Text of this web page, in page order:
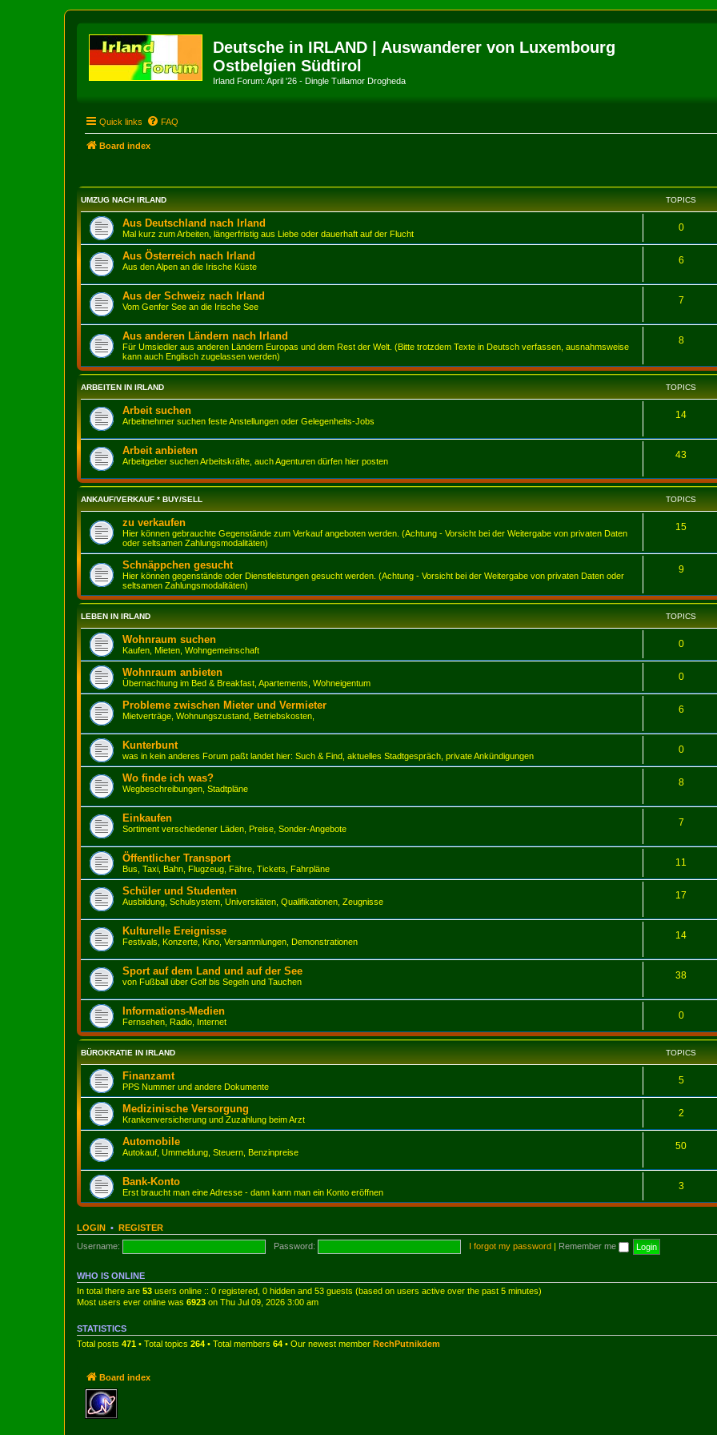
Deutsche in IRLAND | Auswanderer von Luxembourg
Ostbelgien Südtirol
Irland Forum: April '26 - Dingle Tullamor Drogheda
Quick links FAQ
Board index
UMZUG NACH IRLAND TOPICS
Aus Deutschland nach Irland
Mal kurz zum Arbeiten, längerfristig aus Liebe oder dauerhaft auf der Flucht
0
Aus Österreich nach Irland
Aus den Alpen an die Irische Küste
6
Aus der Schweiz nach Irland
Vom Genfer See an die Irische See
7
Aus anderen Ländern nach Irland
Für Umsiedler aus anderen Ländern Europas und dem Rest der Welt. (Bitte trotzdem Texte in Deutsch verfassen, ausnahmsweise
kann auch Englisch zugelassen werden)
8
ARBEITEN IN IRLAND TOPICS
Arbeit suchen
Arbeitnehmer suchen feste Anstellungen oder Gelegenheits-Jobs
14
Arbeit anbieten
Arbeitgeber suchen Arbeitskräfte, auch Agenturen dürfen hier posten
43
ANKAUF/VERKAUF * BUY/SELL TOPICS
zu verkaufen
Hier können gebrauchte Gegenstände zum Verkauf angeboten werden. (Achtung - Vorsicht bei der Weitergabe von privaten Daten
oder seltsamen Zahlungsmodalitäten)
15
Schnäppchen gesucht
Hier können gegenstände oder Dienstleistungen gesucht werden. (Achtung - Vorsicht bei der Weitergabe von privaten Daten oder
seltsamen Zahlungsmodalitäten)
9
LEBEN IN IRLAND TOPICS
Wohnraum suchen
Kaufen, Mieten, Wohngemeinschaft
0
Wohnraum anbieten
Übernachtung im Bed & Breakfast, Apartements, Wohneigentum
0
Probleme zwischen Mieter und Vermieter
Mietverträge, Wohnungszustand, Betriebskosten,
6
Kunterbunt
was in kein anderes Forum paßt landet hier: Such & Find, aktuelles Stadtgespräch, private Ankündigungen
0
Wo finde ich was?
Wegbeschreibungen, Stadtpläne
8
Einkaufen
Sortiment verschiedener Läden, Preise, Sonder-Angebote
7
Öffentlicher Transport
Bus, Taxi, Bahn, Flugzeug, Fähre, Tickets, Fahrpläne
11
Schüler und Studenten
Ausbildung, Schulsystem, Universitäten, Qualifikationen, Zeugnisse
17
Kulturelle Ereignisse
Festivals, Konzerte, Kino, Versammlungen, Demonstrationen
14
Sport auf dem Land und auf der See
von Fußball über Golf bis Segeln und Tauchen
38
Informations-Medien
Fernsehen, Radio, Internet
0
BÜROKRATIE IN IRLAND TOPICS
Finanzamt
PPS Nummer und andere Dokumente
5
Medizinische Versorgung
Krankenversicherung und Zuzahlung beim Arzt
2
Automobile
Autokauf, Ummeldung, Steuern, Benzinpreise
50
Bank-Konto
Erst braucht man eine Adresse - dann kann man ein Konto eröffnen
3
LOGIN • REGISTER
Username:
Password: I forgot my password | Remember me
WHO IS ONLINE
In total there are 53 users online :: 0 registered, 0 hidden and 53 guests (based on users active over the past 5 minutes)
Most users ever online was 6923 on Thu Jul 09, 2026 3:00 am
STATISTICS
Total posts 471 • Total topics 264 • Total members 64 • Our newest member RechPutnikdem
Board index